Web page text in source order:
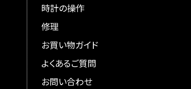
時計の操作
修理
お買い物ガイド
よくあるご質問
お問い合わせ